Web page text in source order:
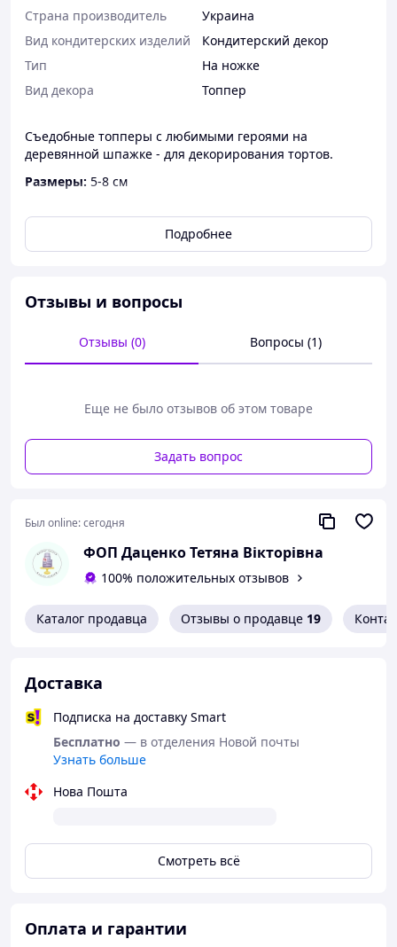
Страна производитель
Украина
Вид кондитерских изделий
Кондитерский декор
Тип
На ножке
Вид декора
Топпер
Съедобные топперы с любимыми героями на
деревянной шпажке - для декорирования тортов.
Размеры: 5-8 см
Рисунок нанесен пищевыми красителями.
Подробнее
Отзывы и вопросы
Отзывы (0) Вопросы (1)
Еще не было отзывов об этом товаре
Задать вопрос
Был online:сегодня
ФОП Даценко Тетяна Вікторівна
100% положительных отзывов
Каталог продавца Отзывы о продавце 19
Доставка
Подписка на доставку Smart
Бесплатно — в отделения Новой почты
Узнать больше
Нова Пошта
Смотреть всё
Оплата и гарантии